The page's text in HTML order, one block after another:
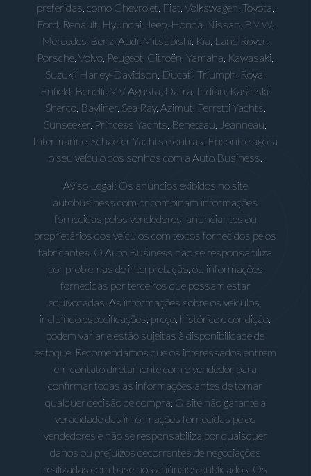
preferidas, como Chevrolet, Fiat, Volkswagen, Toyota,
Ford, Renault, Hyundai, Jeep, Honda, Nissan, BMW,
Mercedes-Benz, Audi, Mitsubishi, Kia, Land Rover,
Porsche, Volvo, Peugeot, Citroën, Yamaha, Kawasaki,
Suzuki, Harley-Davidson, Ducati, Triumph, Royal
Enfield, Benelli, MV Agusta, Dafra, Indian, Kasinski,
Sherco, Bayliner, Sea Ray, Azimut, Ferretti Yachts,
Sunseeker, Princess Yachts, Beneteau, Jeanneau,
Intermarine, Schaefer Yachts e outras. Encontre agora
o seu veículo dos sonhos com a Auto Business.
Aviso Legal: Os anúncios exibidos no site
autobusiness.com.br combinam informações
fornecidas pelos vendedores, anunciantes ou
proprietários dos veículos com textos fornecidos pelos
fabricantes. O Auto Business não se responsabiliza
por problemas de interpretação, ou informações
fornecidas por terceiros que possam estar
equivocadas. As informações sobre os veículos,
incluindo especificações, preço, histórico e condição,
podem variar e estão sujeitas à disponibilidade de
estoque. Recomendamos que os interessados entrem
em contato diretamente com o vendedor para
confirmar todas as informações antes de tomar
qualquer decisão de compra. O site não garante a
veracidade das informações fornecidas pelos
vendedores e não se responsabiliza por quaisquer
danos ou prejuízos decorrentes de negociações
realizadas com base nos anúncios publicados. Os